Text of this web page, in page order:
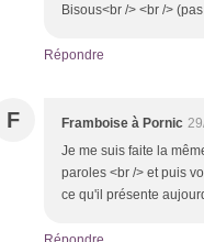
Bisous<br /> <br />
Répondre
F Framboise à Pornic
Je me suis faite la
paroles <br /> et puis
ce qu'il présente